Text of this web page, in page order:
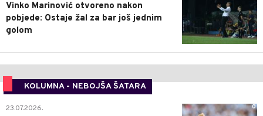
Vinko Marinović otvoreno nakon
pobjede: Ostaje žal za bar još jednim
golom
KOLUMNA - NEBOJŠA ŠATARA
0
23.07.2026.